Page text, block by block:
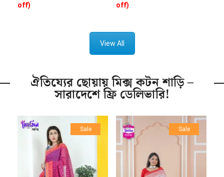
off)
off)
View All
ঐতিয্যের ছোয়ায় মিক্স কটন শাড়ি –
সারাদেশে ফ্রি ডেলিভারি!
Sale Sale